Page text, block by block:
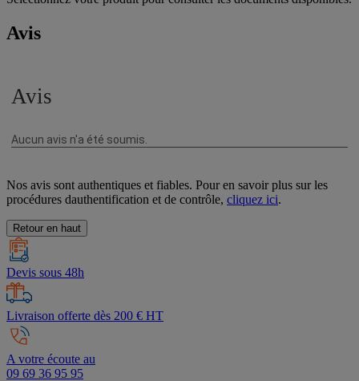
Avis
Nos avis sont authentiques et fiables. Pour en savoir plus sur les
procédures dauthentification et de contrôle, cliquez ici.
Retour en haut
Devis sous 48h
Livraison offerte dès 200 € HT
A votre écoute au
09 69 36 95 95